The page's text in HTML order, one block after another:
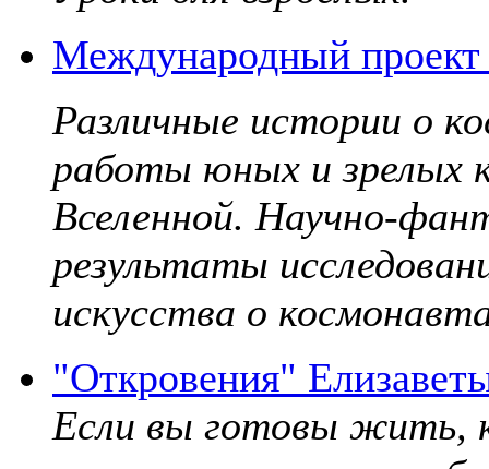
Международный
Различные истории о
работы юных и зрелых
Вселенной. Научно-
результаты
искусства о
"Откровения"
Если вы готовы жить,